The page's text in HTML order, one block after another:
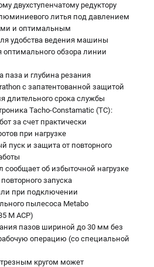
двухступенчатому редуктору
литья под давлением
и оптимальным
удобства ведения машины
обзора линии
паза и глубина резания
с запатентованной защитой
длительного срока службы
Tacho-Constamatic (TC):
за счет практически
при нагрузке
пуск и защита от повторного
сообщает об избыточной нагрузке
запуска
при подключении
пылесоса Metabo
M ACP)
пазов шириной до 30 мм без
операцию (со специальной
кругом может